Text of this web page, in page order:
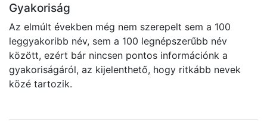
Gyakoriság
Az elmúlt években még nem szerepelt sem a 100
leggyakoribb név, sem a 100 legnépszerűbb név
között, ezért bár nincsen pontos információnk a
gyakoriságáról, az kijelenthető, hogy ritkább nevek
közé tartozik.